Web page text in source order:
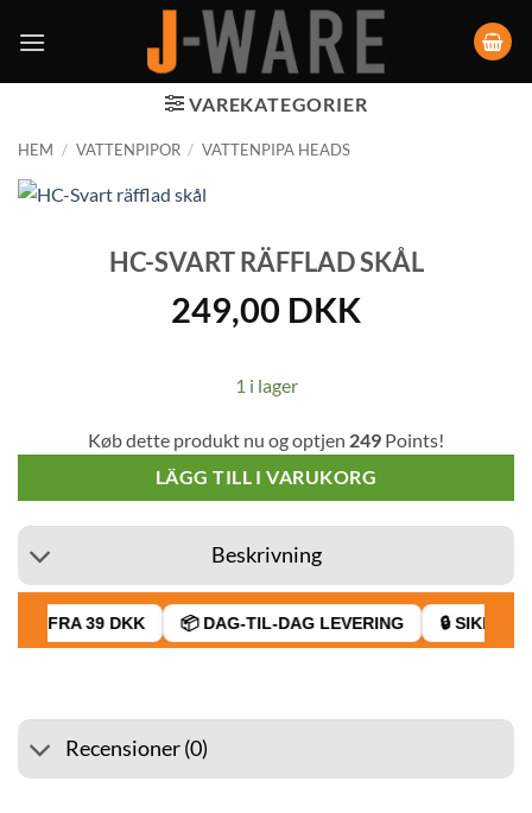
VAREKATEGORIER
HEM / VATTENPIPOR / VATTENPIPA HEADS
HC-SVART RÄFFLAD SKÅL
249,00 DKK
1 i lager
Køb dette produkt nu og optjen 249 Points!
LÄGG TILL I VARUKORG
Beskrivning
FRA 39 DKK 📦 DAG-TIL-DAG LEVERING 🔒 SIKKER
Recensioner (0)